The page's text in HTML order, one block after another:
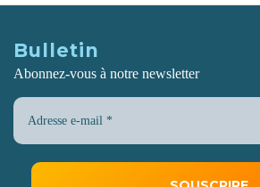
Bulletin
Abonnez-vous à notre newsletter